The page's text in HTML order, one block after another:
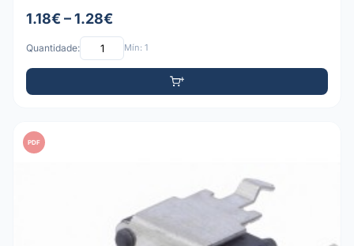
1.18€ – 1.28€
Quantidade: Mín: 1
PDF